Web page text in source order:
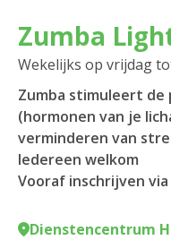
Zumba
Wekelijks op vrijdag
Zumba stimuleert
(hormonen van je
verminderen van
Iedereen welkom
Vooraf inschrijven
Dienstencentrum